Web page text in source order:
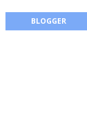
BLOGGER